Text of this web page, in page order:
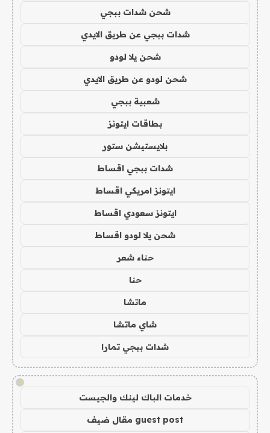
شحن شدات ببجي
شدات ببجي عن طريق الايدي
شحن يلا لودو
شحن لودو عن طريق الايدي
شعبية ببجي
بطاقات ايتونز
بلايستيشن ستور
شدات ببجي اقساط
ايتونز امريكي اقساط
ايتونز سعودي اقساط
شحن يلا لودو اقساط
حناء شعر
حنا
ماتشا
شاي ماتشا
شدات ببجي تمارا
!
خدمات الباك لينك والجيست
guest post مقال ضيف